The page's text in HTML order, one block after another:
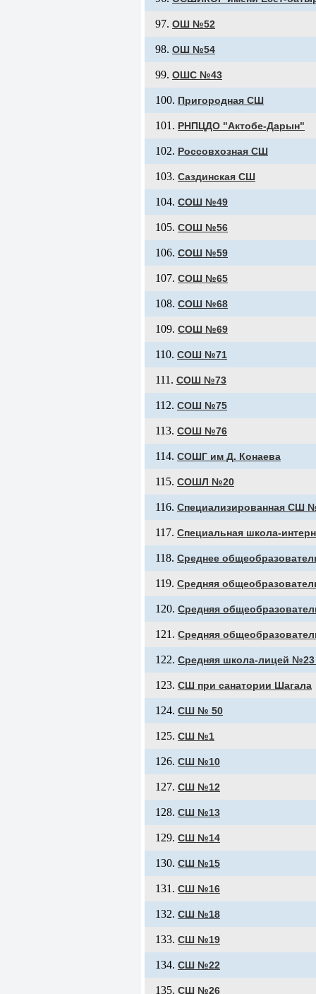
ОШ №52
ОШ №54
ОШС №43
Пригородная СШ
РНПЦДО "Актобе-Дарын"
Россовхозная СШ
Саздинская СШ
СОШ №49
СОШ №56
СОШ №59
СОШ №65
СОШ №68
СОШ №69
СОШ №71
СОШ №73
СОШ №75
СОШ №76
СОШГ им Д. Конаева
СОШЛ №20
Специализированная СШ
Специальная школа-
Среднее
Средняя
Средняя
Средняя
Средняя школа-лицей
СШ при санатории Шагала
СШ № 50
СШ №1
СШ №10
СШ №12
СШ №13
СШ №14
СШ №15
СШ №16
СШ №18
СШ №19
СШ №22
СШ №26